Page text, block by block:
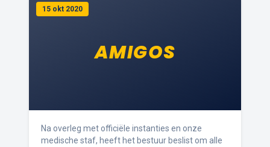
AMIGOS
15 okt 2020
Na overleg met officiële instanties en onze
medische staf, heeft het bestuur beslist om alle